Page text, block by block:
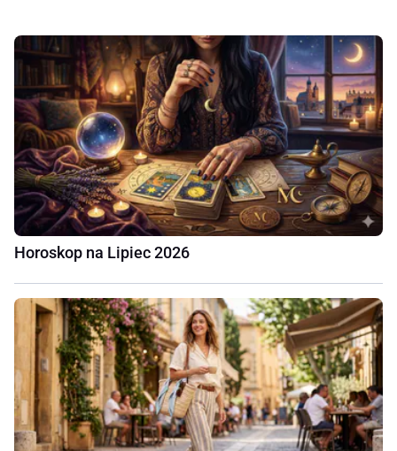
Horoskop na Lipiec 2026